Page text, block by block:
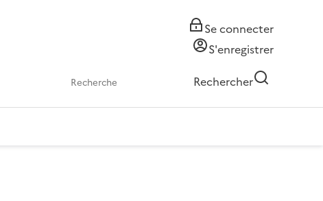
Se connecter
S'enregistrer
Rechercher